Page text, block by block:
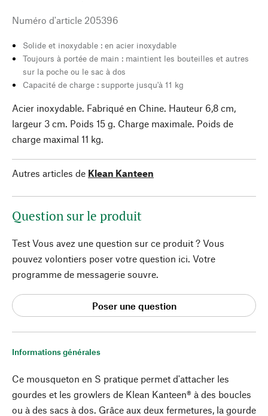
Informations générales
Ce mousqueton en S pratique permet d'attacher les
gourdes et les growlers de Klean Kanteen® à des boucles
ou à des sacs à dos. Grâce aux deux fermetures, la gourde
Numéro d'article 205396
Solide et inoxydable : en acier inoxydable
Toujours à portée de main : maintient les bouteilles et autres
sur la poche ou le sac à dos
Capacité de charge : supporte jusqu'à 11 kg
Acier inoxydable. Fabriqué en Chine. Hauteur 6,8 cm,
largeur 3 cm. Poids 15 g. Charge maximale. Poids de
charge maximal 11 kg.
Autres articles de Klean Kanteen
Question sur le produit
Test Vous avez une question sur ce produit ? Vous
pouvez volontiers poser votre question ici. Votre
programme de messagerie souvre.
Poser une question